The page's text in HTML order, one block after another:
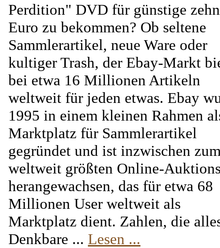
Perdition" DVD für günstige zehn
Euro zu bekommen? Ob seltene
Sammlerartikel, neue Ware oder
kultiger Trash, der Ebay-Markt
bei etwa 16 Millionen Artikeln
weltweit für jeden etwas. Ebay
1995 in einem kleinen Rahmen
Marktplatz für Sammlerartikel
gegründet und ist inzwischen
weltweit größten Online-
herangewachsen, das für etwa 68
Millionen User weltweit als
Marktplatz dient. Zahlen, die
Denkbare ... Lesen ...